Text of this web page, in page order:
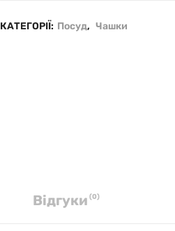
КАТЕГОРІЇ: Посуд, Чашки
Вiдгуки (0)